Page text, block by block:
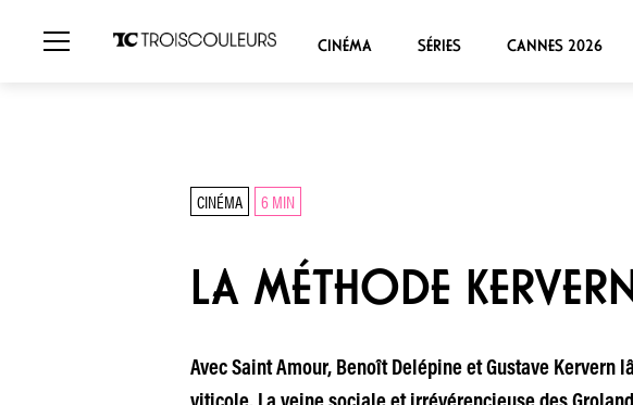
CINÉMA SÉRIES CANNES 2026
CINÉMA 6 MIN
LA MÉTHODE
Avec Saint Amour, Benoît Delépine et Gustave